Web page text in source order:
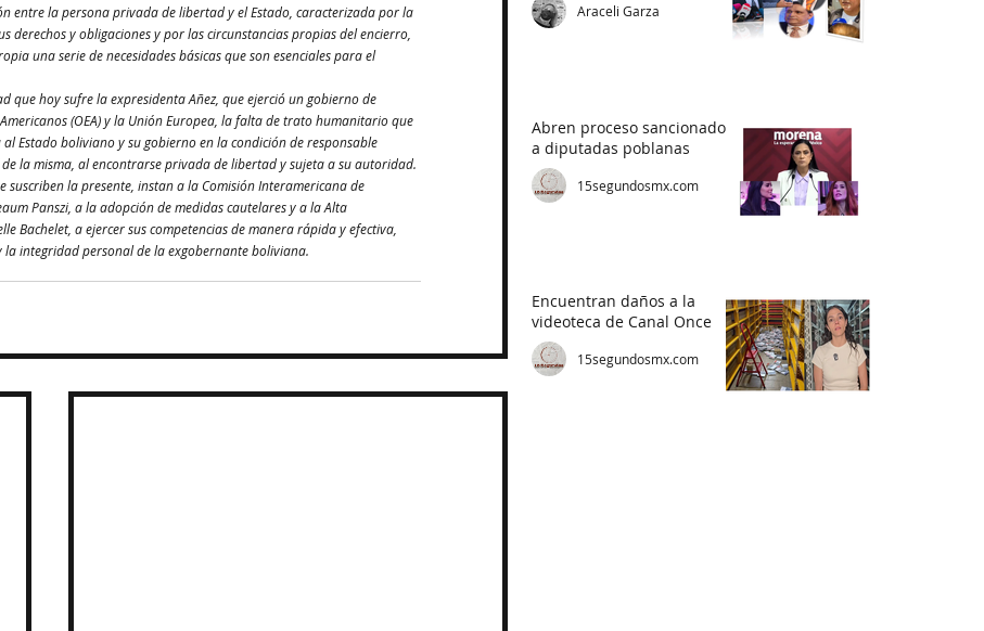
entre la persona privada de libertad y el Estado, caracterizada por la
derechos y obligaciones y por las circunstancias propias del encierro,
una serie de necesidades básicas que son esenciales para el
que hoy sufre la expresidenta Añez, que ejerció un gobierno de
(OEA) y la Unión Europea, la falta de trato humanitario que
Estado boliviano y su gobierno en la condición de responsable
la misma, al encontrarse privada de libertad y sujeta a su autoridad.
suscriben la presente, instan a la Comisión Interamericana de
Panszi, a la adopción de medidas cautelares y a la Alta
Bachelet, a ejercer sus competencias de manera rápida y efectiva,
integridad personal de la exgobernante boliviana.
Araceli Garza
Abren proceso sancionador
a diputadas poblanas
15segundosmx.com
Encuentran daños a la
videoteca de Canal Once
15segundosmx.com